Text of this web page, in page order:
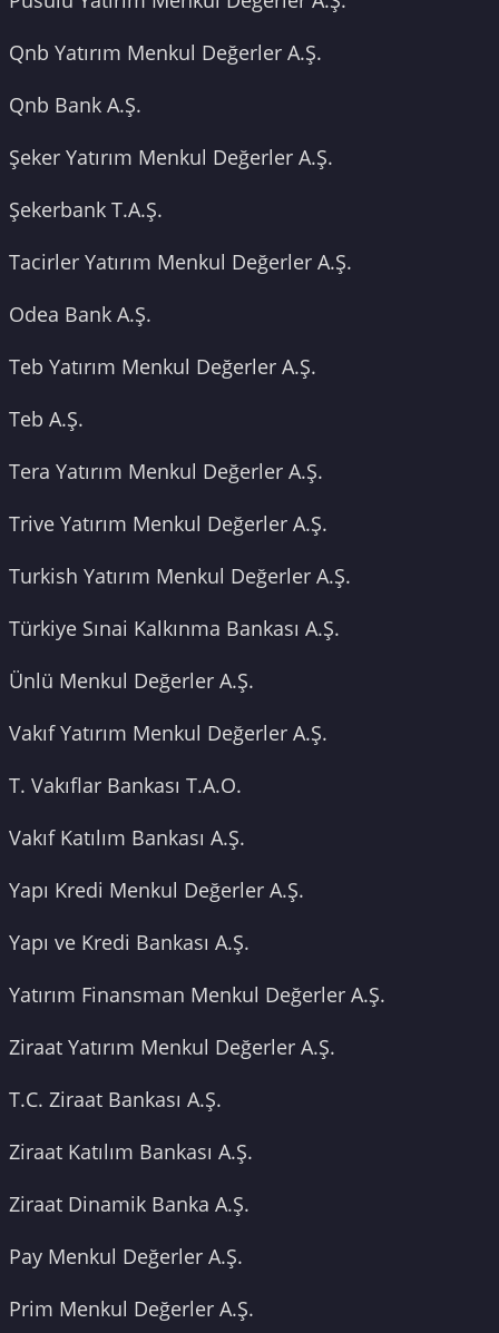
Qnb Yatırım Menkul Değerler A.Ş.
Qnb Bank A.Ş.
Şeker Yatırım Menkul Değerler A.Ş.
Şekerbank T.A.Ş.
Tacirler Yatırım Menkul Değerler A.Ş.
Odea Bank A.Ş.
Teb Yatırım Menkul Değerler A.Ş.
Teb A.Ş.
Tera Yatırım Menkul Değerler A.Ş.
Trive Yatırım Menkul Değerler A.Ş.
Turkish Yatırım Menkul Değerler A.Ş.
Türkiye Sınai Kalkınma Bankası A.Ş.
Ünlü Menkul Değerler A.Ş.
Vakıf Yatırım Menkul Değerler A.Ş.
T. Vakıflar Bankası T.A.O.
Vakıf Katılım Bankası A.Ş.
Yapı Kredi Menkul Değerler A.Ş.
Yapı ve Kredi Bankası A.Ş.
Yatırım Finansman Menkul Değerler A.Ş.
Ziraat Yatırım Menkul Değerler A.Ş.
T.C. Ziraat Bankası A.Ş.
Ziraat Katılım Bankası A.Ş.
Ziraat Dinamik Banka A.Ş.
Pay Menkul Değerler A.Ş.
Prim Menkul Değerler A.Ş.